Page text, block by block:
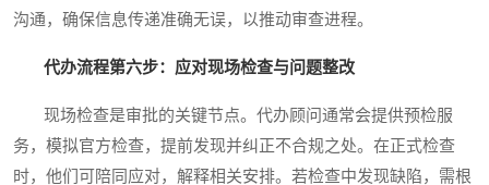
沟通，确保信息传递准确无误，以推动审查进程。
代办流程第六步：应对现场检查与问题整改
现场检查是审批的关键节点。代办顾问通常会提供预检服
务，模拟官方检查，提前发现并纠正不合规之处。在正式检查
时，他们可陪同应对，解释相关安排。若检查中发现缺陷，需根